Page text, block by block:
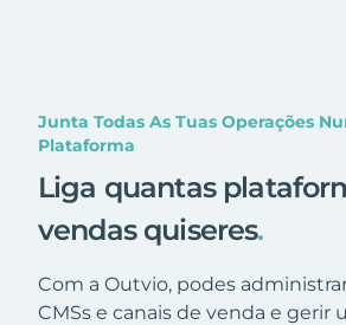
Junta Todas As Tuas Operações
Plataforma
Liga quantas
vendas quiseres.
Com a Outvio, podes
CMSs e canais de venda e gerir